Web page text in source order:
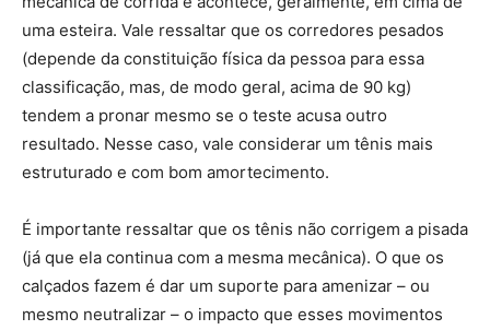
uma esteira. Vale ressaltar que os corredores pesados
(depende da constituição física da pessoa para essa
classificação, mas, de modo geral, acima de 90 kg)
tendem a pronar mesmo se o teste acusa outro
resultado. Nesse caso, vale considerar um tênis mais
estruturado e com bom amortecimento.
É importante ressaltar que os tênis não corrigem a pisada
(já que ela continua com a mesma mecânica). O que os
calçados fazem é dar um suporte para amenizar – ou
mesmo neutralizar – o impacto que esses movimentos